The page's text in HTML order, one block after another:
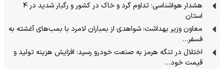
هشدار هواشناسی؛ تداوم گرد و خاک در کشور و رگبار شدید در ۴
استان
معاون وزیر بهداشت: شواهدی از بمباران لامرد با بمب‌های آغشته به
فسفر…
اختلال در تنگه هرمز به صنعت خودرو رسید؛ افزایش هزینه تولید و
قیمت خود…